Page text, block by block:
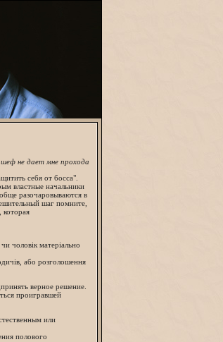
не дает мне прохода
себя от босcа".
властные начальники
разочаровываются в
шаг помните,
чоловік матеріально
або розголошення
верное решение.
проигравшей
или
полового